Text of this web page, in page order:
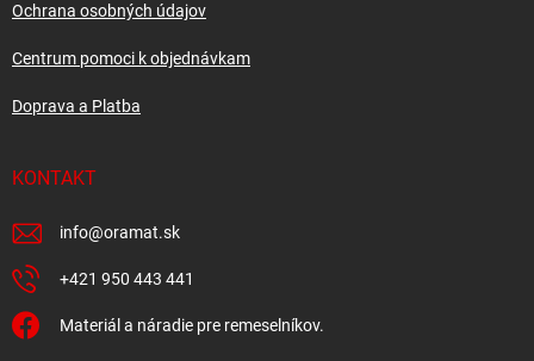
Ochrana osobných údajov
Centrum pomoci k objednávkam
Doprava a Platba
KONTAKT
info@oramat.sk
+421 950 443 441
Materiál a náradie pre remeselníkov.